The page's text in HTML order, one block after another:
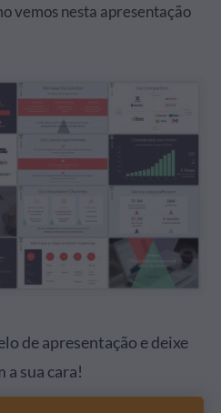
vemos nesta apresentação
de apresentação e deixe
a sua cara!